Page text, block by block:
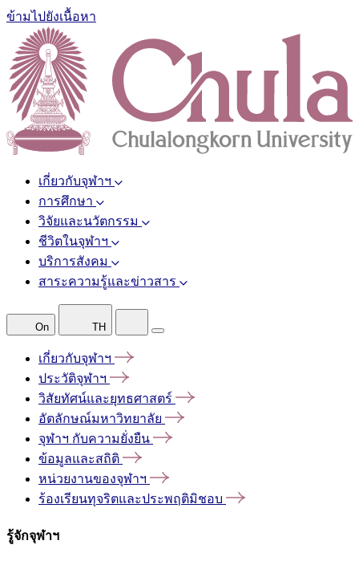
ข้ามไปยังเนื้อหา
เกี่ยวกับจุฬาฯ
การศึกษา
วิจัยและนวัตกรรม
ชีวิตในจุฬาฯ
บริการสังคม
สาระความรู้และข่าวสาร
On TH
เกี่ยวกับจุฬาฯ
ประวัติจุฬาฯ
วิสัยทัศน์และยุทธศาสตร์
อัตลักษณ์มหาวิทยาลัย
จุฬาฯ กับความยั่งยืน
ข้อมูลและสถิติ
หน่วยงานของจุฬาฯ
ร้องเรียนทุจริตและประพฤติมิชอบ
รู้จักจุฬาฯ